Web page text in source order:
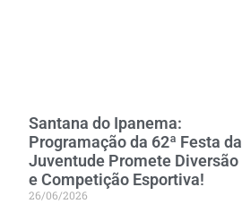
Santana do Ipanema:
Programação da 62ª Festa da
Juventude Promete Diversão
e Competição Esportiva!
26/06/2026